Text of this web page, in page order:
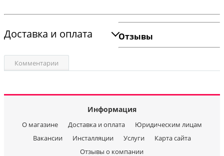
Доставка и оплата Отзывы
Комментарии
Информация
О магазине Доставка и оплата
Юридическим лицам
Вакансии
Инсталляции Услуги
Карта сайта
Отзывы о компании